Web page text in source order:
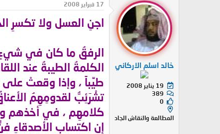
ئ
ا
ل
م
و
و
ي
خالد اسلم الاركاني
19 يناير 2008
389
0
المطالعة والنقاش الجاد
17 فبراير 2008
اجنِ العسل ولا تكسرِ
الرفقُ ما كان في شيءٍ
الكلمةُ الطيبةُ عند
طيِّباً ، وإذا وقعتْ
تشْرَئِبُّ لقدومِهِمُ
كلامهِم ، في أخذهم
إن اكتساب الأصدقاءِ